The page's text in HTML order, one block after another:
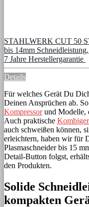
STAHLWERK CUT 50
bis 14mm
7 Jahre Herstellergarantie
Details
Für welches Gerät Du
Deinen Ansprüchen ab.
Kompressorund Modelle,
Auch praktische
auch schweißen können,
erleichtern, haben wir für
Plasmaschneider bis 15
Detail-Button folgst,
den Produkten.
Solide
kompakten